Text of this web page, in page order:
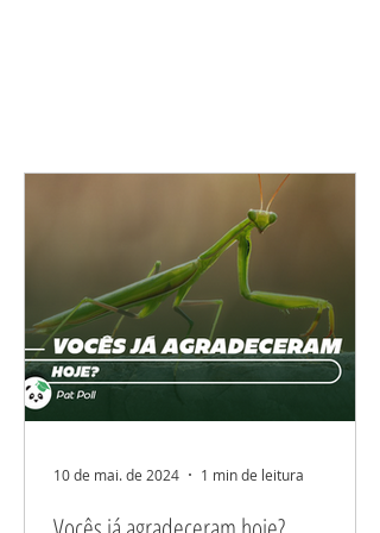
10 de mai. de 2024 1 min de leitura